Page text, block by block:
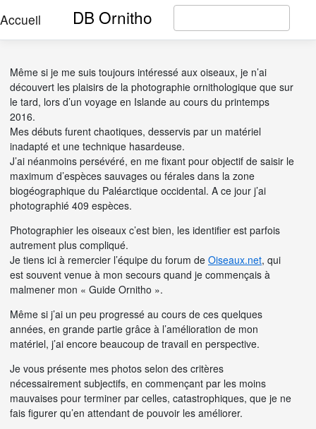
Accueil DB Ornitho
Même si je me suis toujours intéressé aux oiseaux, je n’ai
découvert les plaisirs de la photographie ornithologique que sur
le tard, lors d’un voyage en Islande au cours du printemps
2016.
Mes débuts furent chaotiques, desservis par un matériel
inadapté et une technique hasardeuse.
J’ai néanmoins persévéré, en me fixant pour objectif de saisir le
maximum d’espèces sauvages ou férales dans la zone
biogéographique du Paléarctique occidental. A ce jour j’ai
photographié 409 espèces.
Photographier les oiseaux c’est bien, les identifier est parfois
autrement plus compliqué.
Je tiens ici à remercier l’équipe du forum de Oiseaux.net, qui
est souvent venue à mon secours quand je commençais à
malmener mon « Guide Ornitho ».
Même si j’ai un peu progressé au cours de ces quelques
années, en grande partie grâce à l’amélioration de mon
matériel, j’ai encore beaucoup de travail en perspective.
Je vous présente mes photos selon des critères
nécessairement subjectifs, en commençant par les moins
mauvaises pour terminer par celles, catastrophiques, que je ne
fais figurer qu’en attendant de pouvoir les améliorer.